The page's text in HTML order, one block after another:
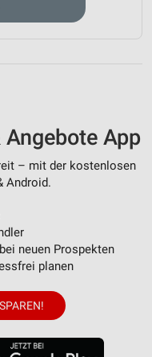
App
– mit der kostenlosen
Android.
neuen Prospekten
planen